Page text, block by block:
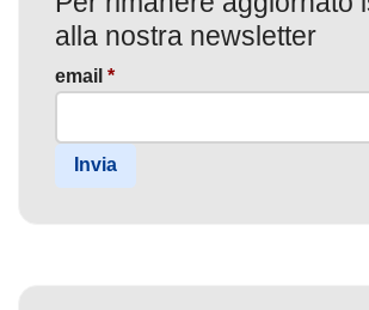
alla nostra newsletter
email *
Invia